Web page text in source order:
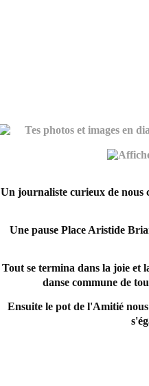
Un journaliste curieux de nous
Une pause Place Aristide
Tout se termina dans la joie et
danse commune de
Ensuite le pot de l'Amitié